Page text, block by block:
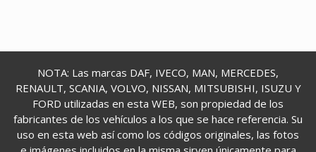
NOTA: Las marcas DAF, IVECO, MAN, MERCEDES,
RENAULT, SCANIA, VOLVO, NISSAN, MITSUBISHI, ISUZU Y
FORD utilizadas en esta WEB, son propiedad de los
fabricantes de los vehículos a los que se hace referencia. Su
uso en esta web así como los códigos originales, las fotos